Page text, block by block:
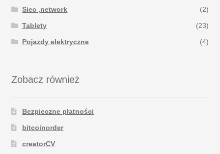
Siec ,network (2)
Tablety (23)
Pojazdy elektryczne (4)
Zobacz również
Bezpieczne płatności
bitcoinorder
creatorCV